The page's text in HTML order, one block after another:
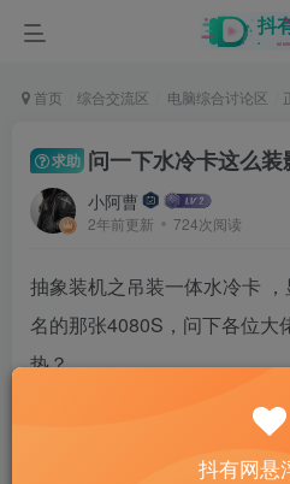
首页 综合交流区 电脑综合讨论区
求助 问一下水冷卡这么装
小阿曹
2年前更新 724次阅读
抽象装机之吊装一体水冷卡
名的那张4080S，问下各位大
热？
抖有网悬